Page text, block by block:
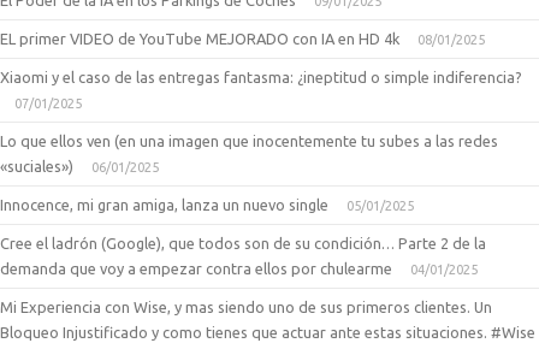
EL primer VIDEO de YouTube MEJORADO con IA en HD 4k 08/01/2025
Xiaomi y el caso de las entregas fantasma: ¿ineptitud o simple indiferencia?
07/01/2025
Lo que ellos ven (en una imagen que inocentemente tu subes a las redes
«suciales»)
06/01/2025
Innocence, mi gran amiga, lanza un nuevo single 05/01/2025
Cree el ladrón (Google), que todos son de su condición… Parte 2 de la
demanda que voy a empezar contra ellos por chulearme
04/01/2025
Mi Experiencia con Wise, y mas siendo uno de sus primeros clientes. Un
Bloqueo Injustificado y como tienes que actuar ante estas situaciones. #Wise